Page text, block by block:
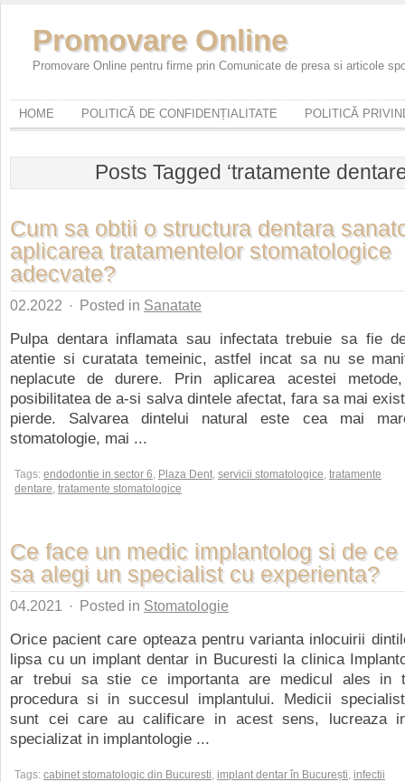
Promovare Online
Promovare Online pentru firme prin Comunicate de presa si articole
HOME POLITICĂ DE CONFIDENȚIALITATE POLITICĂ
Posts Tagged ‘tratamente
Cum sa obtii o structura dentara
aplicarea tratamentelor stomatologice
adecvate?
02.2022 · Posted in Sanatate
Pulpa dentara inflamata sau infectata trebuie sa fie
atentie si curatata temeinic, astfel incat sa nu se
neplacute de durere. Prin aplicarea acestei
posibilitatea de a-si salva dintele afectat, fara sa mai
pierde. Salvarea dintelui natural este cea mai
stomatologie, mai ...
Tags: endodontie in sector 6, Plaza Dent, servicii stomatologice, tratamente
dentare, tratamente stomatologice
Ce face un medic implantolog si de ce
sa alegi un specialist cu experienta?
04.2021 · Posted in Stomatologie
Orice pacient care opteaza pentru varianta inlocuirii
lipsa cu un implant dentar in Bucuresti la clinica
ar trebui sa stie ce importanta are medicul ales in
procedura si in succesul implantului. Medicii
sunt cei care au calificare in acest sens, lucreaza
specializat in implantologie ...
Tags: cabinet stomatologic din Bucuresti, implant dentar în București, infectii